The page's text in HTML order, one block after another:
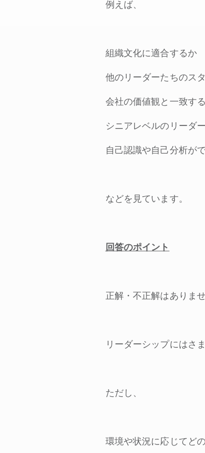
例えば、
組織文化に適合するか
他のリーダーたちのス
会社の価値観と一致す
シニアレベルのリーダ
自己認識や自己分析が
などを見ています。
回答のポイント
正解・不正解はありませ
リーダーシップにはさ
ただし、
環境や状況に応じてど